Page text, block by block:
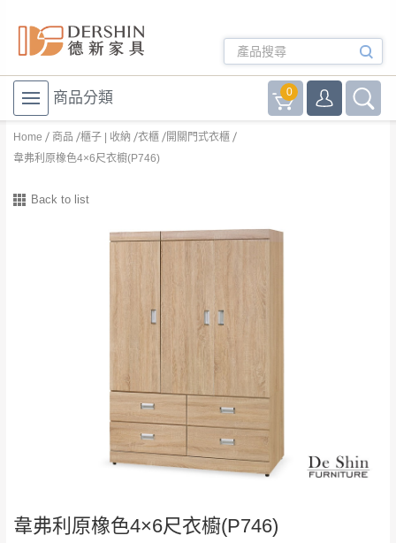
商品分類 0
Home 商品 櫃子 | 收納 衣櫃
開關門式衣櫃
韋弗利原橡色4×6尺衣櫥(P746)
Back to list
韋弗利原橡色4×6尺衣櫥(P746)